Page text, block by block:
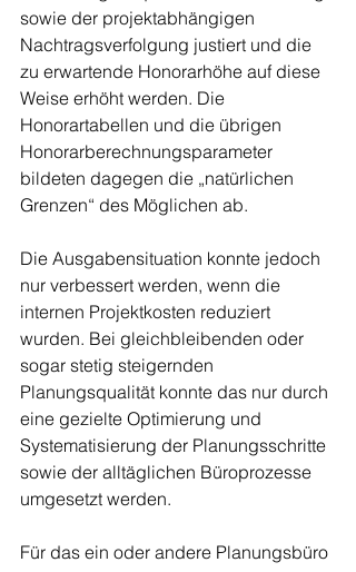
sowie der projektabhängigen
Nachtragsverfolgung justiert und die
zu erwartende Honorarhöhe auf diese
Weise erhöht werden. Die
Honorartabellen und die übrigen
Honorarberechnungsparameter
bildeten dagegen die „natürlichen
Grenzen“ des Möglichen ab.
Die Ausgabensituation konnte jedoch
nur verbessert werden, wenn die
internen Projektkosten reduziert
wurden. Bei gleichbleibenden oder
sogar stetig steigernden
Planungsqualität konnte das nur durch
eine gezielte Optimierung und
Systematisierung der Planungsschritte
sowie der alltäglichen Büroprozesse
umgesetzt werden.
Für das ein oder andere Planungsbüro